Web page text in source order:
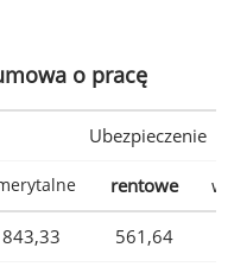
o pracę
Ubezpieczenie
rentowe
843,33 561,64